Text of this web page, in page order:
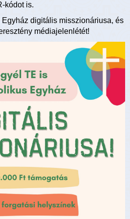
kódot is.
digitális misszionáriusa, és
médiajelenlétét!